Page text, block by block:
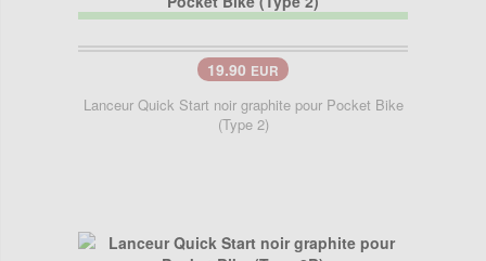
19.90 EUR
Lanceur Quick Start noir graphite pour Pocket Bike
(Type 2)